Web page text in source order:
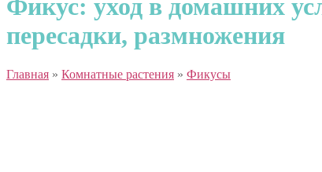
Фикус: уход в домашних
пересадки, размножения
Главная » Комнатные растения » Фикусы